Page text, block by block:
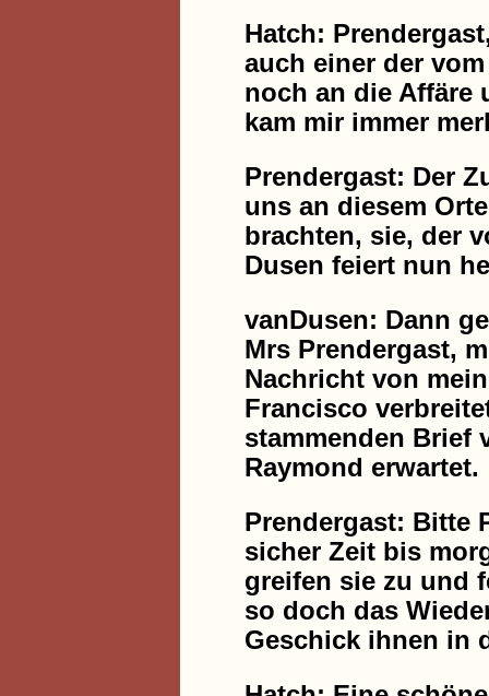
Hatch:
auch einer der
noch an die Affäre
kam mir immer
Prendergast: Der
uns an diesem
brachten, sie, der
Dusen feiert nun
vanDusen: Dann
Mrs Prendergast,
Nachricht von
Francisco
stammenden Brief
Raymond erwartet.
Prendergast: Bitte
sicher Zeit bis
greifen sie zu und
so doch das
Geschick ihnen in